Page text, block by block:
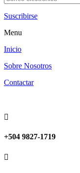
Suscribirse
Menu
Inicio
Sobre Nosotros
Contactar

+504 9827-1719
